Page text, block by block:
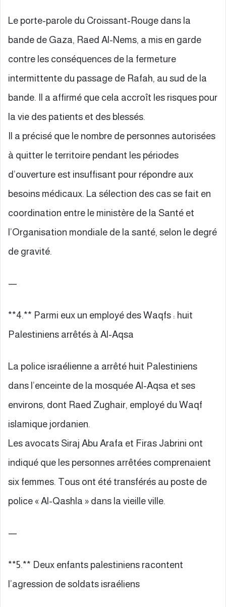
Le porte-parole du Croissant-Rouge dans la
bande de Gaza, Raed Al-Nems, a mis en garde
contre les conséquences de la fermeture
intermittente du passage de Rafah, au sud de la
bande. Il a affirmé que cela accroît les risques pour
la vie des patients et des blessés.
Il a précisé que le nombre de personnes autorisées
à quitter le territoire pendant les périodes
d’ouverture est insuffisant pour répondre aux
besoins médicaux. La sélection des cas se fait en
coordination entre le ministère de la Santé et
l’Organisation mondiale de la santé, selon le degré
de gravité.
—
**4.** Parmi eux un employé des Waqfs : huit
Palestiniens arrêtés à Al-Aqsa
La police israélienne a arrêté huit Palestiniens
dans l’enceinte de la mosquée Al-Aqsa et ses
environs, dont Raed Zughair, employé du Waqf
islamique jordanien.
Les avocats Siraj Abu Arafa et Firas Jabrini ont
indiqué que les personnes arrêtées comprenaient
six femmes. Tous ont été transférés au poste de
police « Al-Qashla » dans la vieille ville.
—
**5.** Deux enfants palestiniens racontent
l’agression de soldats israéliens